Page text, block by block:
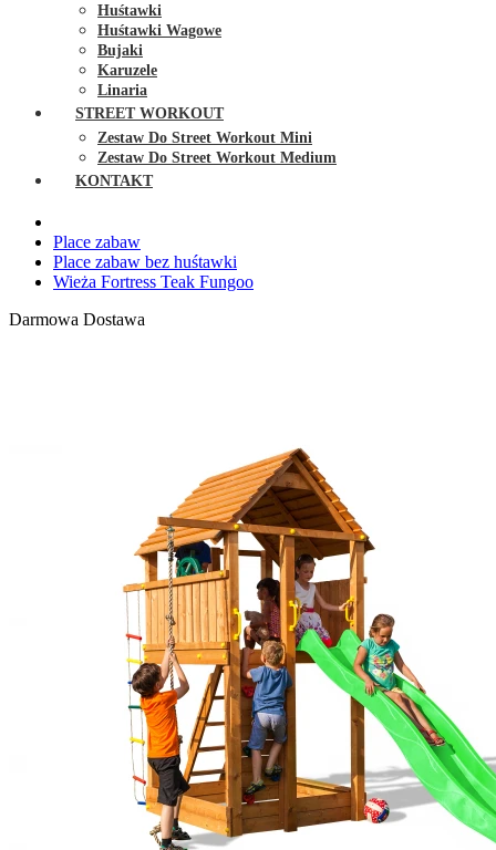
Huśtawki
Huśtawki Wagowe
Bujaki
Karuzele
Linaria
STREET WORKOUT
Zestaw Do Street Workout Mini
Zestaw Do Street Workout Medium
KONTAKT
Place zabaw
Place zabaw bez huśtawki
Wieża Fortress Teak Fungoo
Darmowa Dostawa